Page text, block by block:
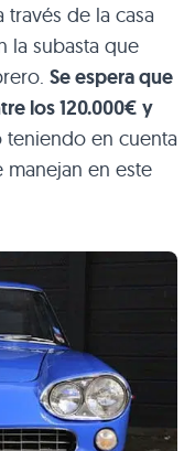
de la casa
la subasta que
Se espera que
los 120.000€ y
teniendo en cuenta
en este